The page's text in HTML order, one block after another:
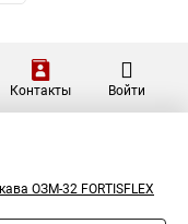
Контакты Войти
ОЗМ-32 FORTISFLEX